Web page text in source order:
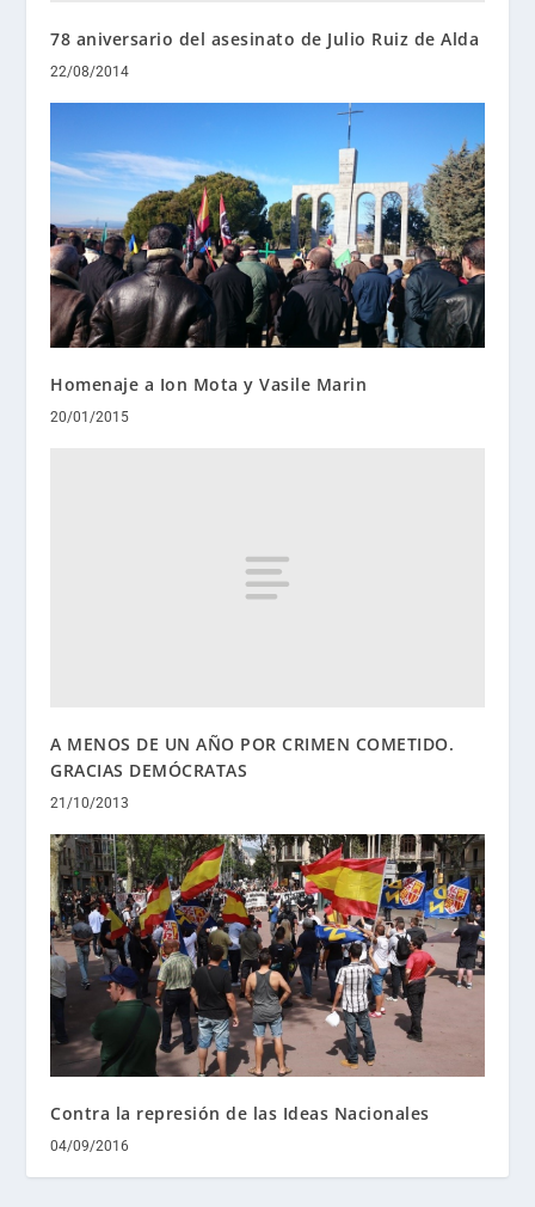
78 aniversario del asesinato de Julio Ruiz de Alda
22/08/2014
Homenaje a Ion Mota y Vasile Marin
20/01/2015
A MENOS DE UN AÑO POR CRIMEN COMETIDO.
GRACIAS DEMÓCRATAS
21/10/2013
Contra la represión de las Ideas Nacionales
04/09/2016